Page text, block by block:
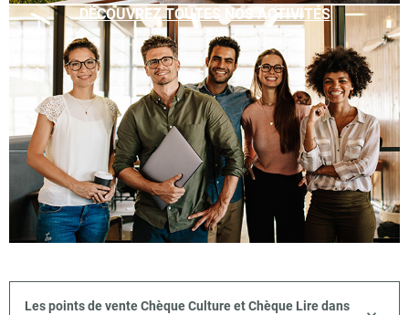
DÉCOUVREZ TOUTES NOS ACTIVITÉS
Les points de vente Chèque Culture et Chèque Lire dans